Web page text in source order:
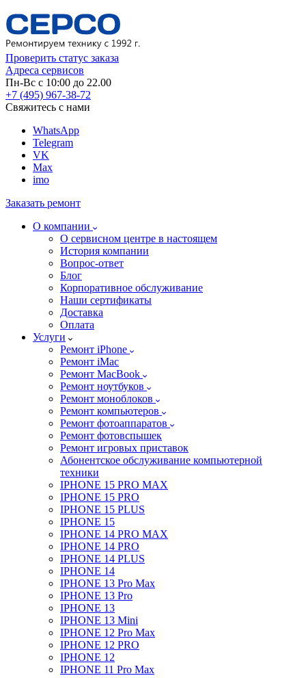
Проверить статус заказа
Адреса сервисов
Пн-Вс с 10:00 до 22.00
+7 (495) 967-38-72
Свяжитесь с нами
WhatsApp
Telegram
VK
Max
imo
Заказать ремонт
О компании
О сервисном центре в настоящем
История компании
Вопрос-ответ
Блог
Корпоративное обслуживание
Наши сертификаты
Доставка
Оплата
Услуги
Ремонт iPhone
Ремонт iMac
Ремонт MacBook
Ремонт ноутбуков
Ремонт моноблоков
Ремонт компьютеров
Ремонт фотоаппаратов
Ремонт фотовспышек
Ремонт игровых приставок
Абонентское обслуживание компьютерной
техники
IPHONE 15 PRO MAX
IPHONE 15 PRO
IPHONE 15 PLUS
IPHONE 15
IPHONE 14 PRO MAX
IPHONE 14 PRO
IPHONE 14 PLUS
IPHONE 14
IPHONE 13 Pro Max
IPHONE 13 Pro
IPHONE 13
IPHONE 13 Mini
IPHONE 12 Pro Max
IPHONE 12 PRO
IPHONE 12
IPHONE 11 Pro Max